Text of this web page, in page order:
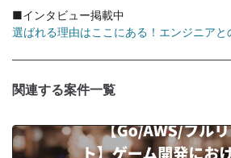
■インタビュー掲載中
選ばれる理由はここにある！エンジニアと
関連する案件一覧